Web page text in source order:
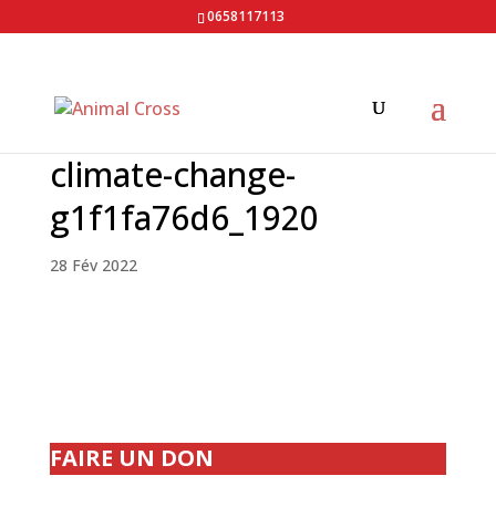
0658117113
climate-change-
g1f1fa76d6_1920
28 Fév 2022
FAIRE UN DON